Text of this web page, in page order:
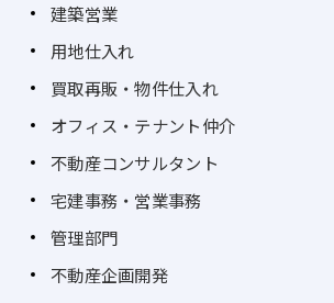
建築営業
用地仕入れ
買取再販・物件仕入れ
オフィス・テナント仲介
不動産コンサルタント
宅建事務・営業事務
管理部門
不動産企画開発